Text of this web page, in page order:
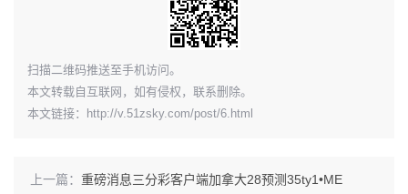
​扫描二维码推送至手机访问。
本文转载自互联网，如有侵权，联系删除。
本文链接： http://v.51zsky.com/post/6.html
上一篇： 重磅消息三分彩客户端加拿大28预测35ty1 •ME